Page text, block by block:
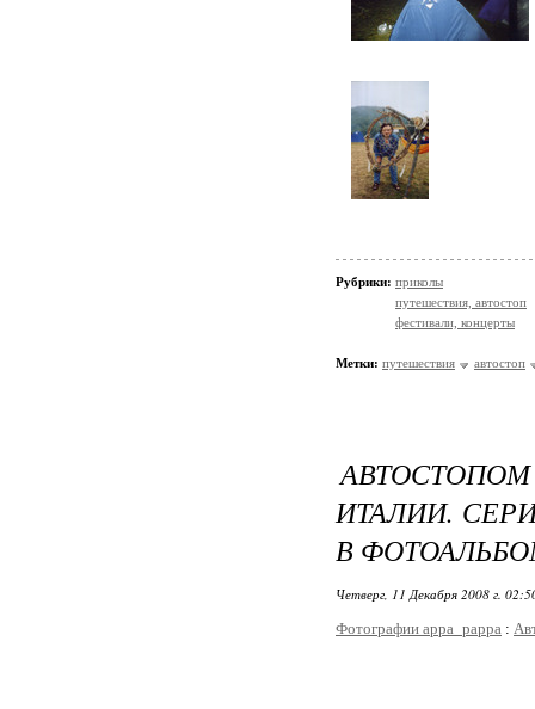
Рубрики: приколы
путешествия, автостоп
фестивали, концерты
Метки: путешествия автостоп
ИТАЛИИ.
В
Четверг, 11 Декабря 2008 г.
Фотографии appa_pappa :